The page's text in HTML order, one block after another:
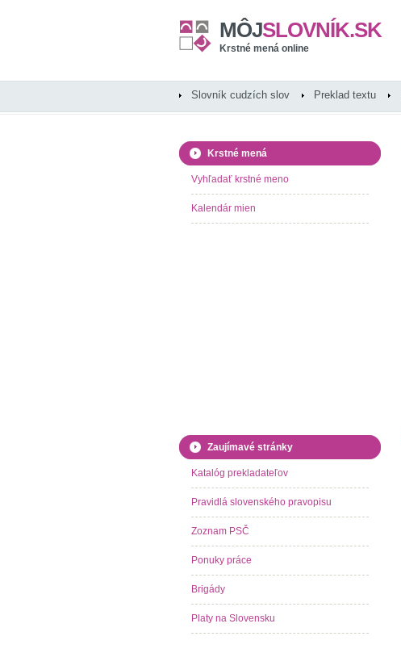
MÔJSLOVNÍK.SK
Krstné mená online
Slovník cudzích slov Preklad textu
Krstné mená
Vyhľadať krstné meno
Kalendár mien
Zaujímavé stránky
Katalóg prekladateľov
Pravidlá slovenského pravopisu
Zoznam PSČ
Ponuky práce
Brigády
Platy na Slovensku